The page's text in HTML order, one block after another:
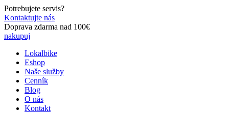
Preskočiť
na
obsah
Potrebujete servis?
Kontaktujte nás
Doprava zdarma nad 100€
nakupuj
Lokalbike
Eshop
Naše služby
Cenník
Blog
O nás
Kontakt